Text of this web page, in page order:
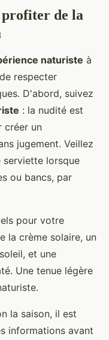
profiter de la
naturiste à
respecter
D'abord, suivez
: la nudité est
créer un
jugement. Veillez
serviette lorsque
ou bancs, par
pour votre
la crème solaire, un
et une
Une tenue légère
la saison, il est
informations avant